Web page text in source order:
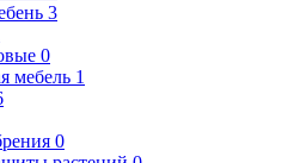
3
0
мебель 1
0